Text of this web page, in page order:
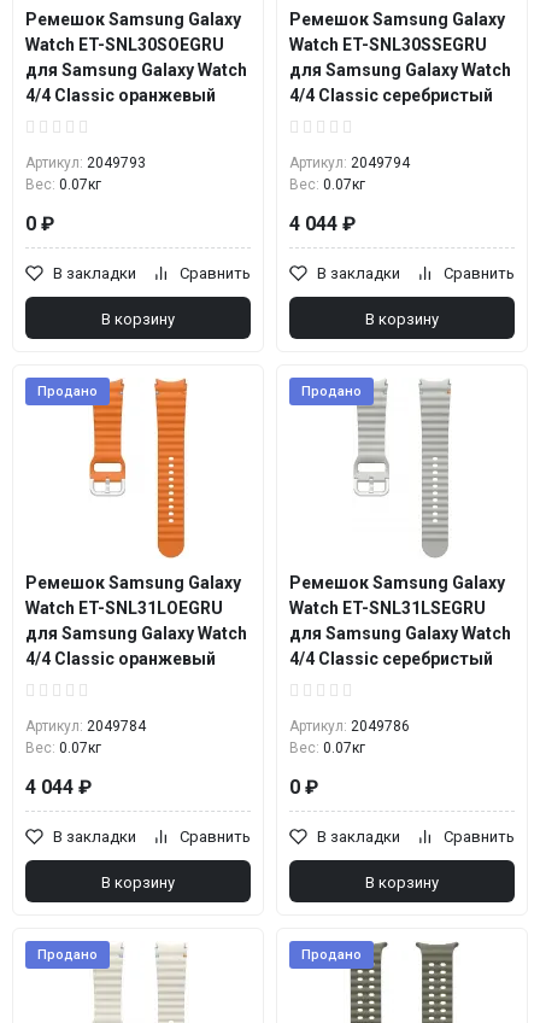
Ремешок Samsung Galaxy
Watch ET-SNL30SOEGRU
для Samsung Galaxy Watch
4/4 Classic оранжевый
Артикул: 2049793
Вес: 0.07кг
0 ₽
В закладки Сравнить
В корзину
Ремешок Samsung Galaxy
Watch ET-SNL30SSEGRU
для Samsung Galaxy Watch
4/4 Classic серебристый
Артикул: 2049794
Вес: 0.07кг
4 044 ₽
В закладки Сравнить
В корзину
Продано
Ремешок Samsung Galaxy
Watch ET-SNL31LOEGRU
для Samsung Galaxy Watch
4/4 Classic оранжевый
Артикул: 2049784
Вес: 0.07кг
4 044 ₽
В закладки Сравнить
В корзину
Продано
Ремешок Samsung Galaxy
Watch ET-SNL31LSEGRU
для Samsung Galaxy Watch
4/4 Classic серебристый
Артикул: 2049786
Вес: 0.07кг
0 ₽
В закладки Сравнить
В корзину
Продано Продано